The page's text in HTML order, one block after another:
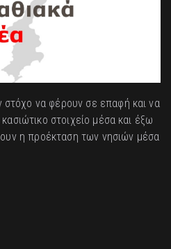
να φέρουν σε επαφή και να
στοιχείο μέσα και έξω
η προέκταση των νησιών μέσα